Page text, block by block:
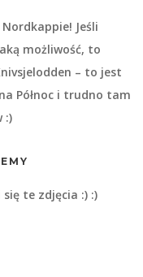
Jeśli
możliwość, to
– to jest
Północ i trudno tam
:)
te zdjęcia :) :)